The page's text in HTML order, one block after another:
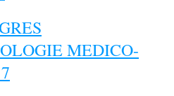
MEDICO-